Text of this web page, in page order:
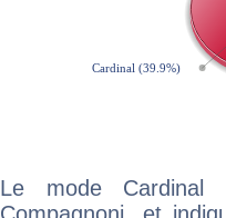
Le mode Cardinal